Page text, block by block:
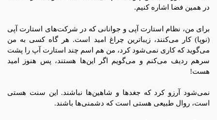
در همین فضا اشاره کنیم.
برای من، نظام استارت آپی و جوانانی که در شرکت‌های استارت آپی
(نوپا) کار می‌کنند، زیباترین چراغ امید است. هر گاه کسی به من
می‌گوید که کاری نمی‌شود کرد، من هم اسم چند استارت آپ را پشت
سرهم ردیف می‌کنم و می‌گویم اگر این‌ها هستند، پس هنوز امید
هست!
نمی‌شود آرزو کرد که جغدها و شاهین‌ها نباشند. این سنت هستی
است، روال طبیعی هستی است که دشمنی‌ها باشند.